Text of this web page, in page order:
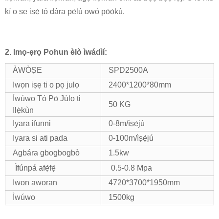
kí o ṣe iṣẹ́ tó dára pẹ̀lú owó pọ́ọ́kú.
2. Imọ-ẹrọ Pohun èlò ìwádìí:
ÀWÒṢE
SPD2500A
Iwọn iṣẹ ti o pọ julọ
2400*1200*80mm
Ìwúwo Tó Pọ̀ Jùlọ ti
Ilẹ̀kùn
50 KG
Iyara ifunni
0-8m/ìṣẹ́jú
Iyara si ati pada
0-100m/ìṣẹ́jú
Agbára gbogbogbò
1.5kw
Ìfúnpá afẹ́fẹ́
0.5-0.8 Mpa
Iwọn aworan
4720*3700*1950mm
Ìwúwo
1500kg